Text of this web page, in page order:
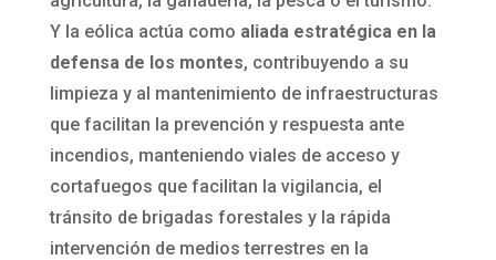
Y la eólica actúa como aliada estratégica en la
defensa de los montes, contribuyendo a su
limpieza y al mantenimiento de infraestructuras
que facilitan la prevención y respuesta ante
incendios, manteniendo viales de acceso y
cortafuegos que facilitan la vigilancia, el
tránsito de brigadas forestales y la rápida
intervención de medios terrestres en la